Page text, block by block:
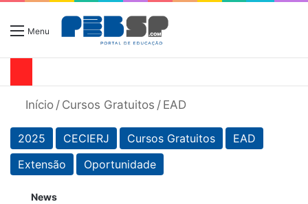
Menu
Início / Cursos Gratuitos / EAD
2025 CECIERJ Cursos Gratuitos
EAD
Extensão
Oportunidade
News